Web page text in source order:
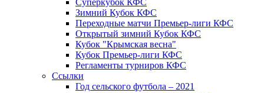
Суперкубок КФС
Зимний Кубок КФС
Переходные матчи Премьер-лиги КФС
Открытый зимний Кубок КФС
Кубок "Крымская весна"
Кубок Премьер-лиги КФС
Регламенты турниров КФС
Ссылки
Год сельского футбола – 2021